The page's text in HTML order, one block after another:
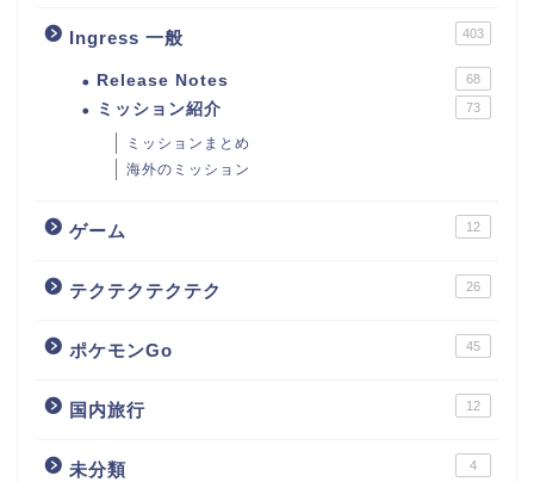
Ingress 一般 403
Release Notes 68
ミッション紹介 73
ミッションまとめ
海外のミッション
ゲーム 12
テクテクテクテク 26
ポケモンGo 45
国内旅行 12
未分類 4